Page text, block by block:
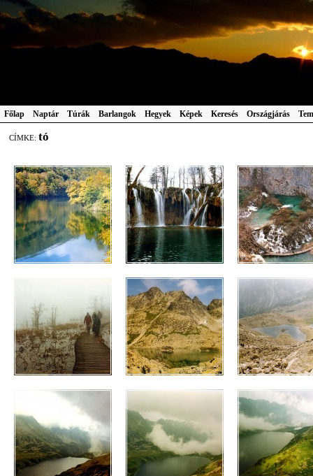
Főlap Naptár Túrák Barlangok Hegyek Képek Keresés Országjárás
CÍMKE: tó